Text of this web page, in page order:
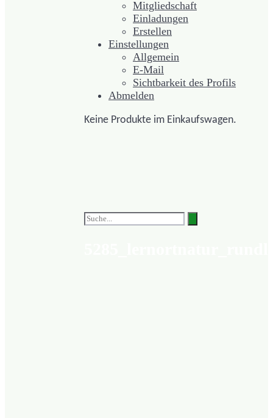
Mitgliedschaft
Einladungen
Erstellen
Einstellungen
Allgemein
E-Mail
Sichtbarkeit des Profils
Abmelden
Keine Produkte im Einkaufswagen.